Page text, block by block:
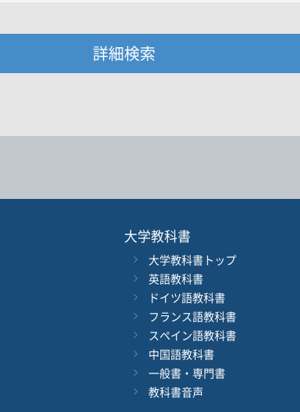
詳細検索
発行年月
付加情報
検 索
大学教科書
大学教科書トップ
英語教科書
ドイツ語教科書
フランス語教科書
スペイン語教科書
中国語教科書
一般書・専門書
教科書音声